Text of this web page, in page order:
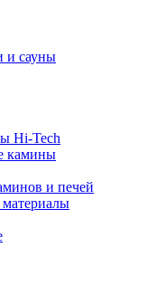
и сауны
Hi-Tech
камины
и печей